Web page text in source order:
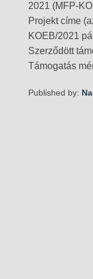
2021 (MFP-
Projekt címe
KOEB/2021
Szerződött
Támogatás
Published by: